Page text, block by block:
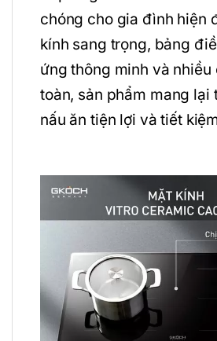
chóng cho gia đình hiện
kính sang trọng, bảng
ứng thông minh và nhiều
toàn, sản phẩm mang lại
nấu ăn tiện lợi và tiết